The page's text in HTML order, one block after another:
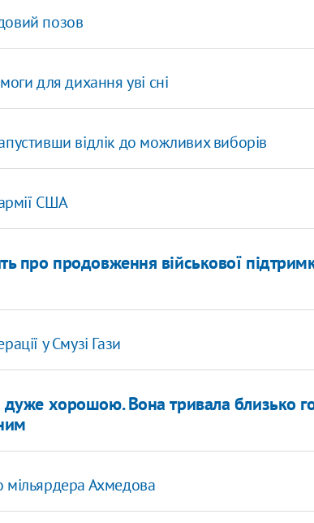
позов
для дихання уві сні
відлік до можливих виборів
США
про продовження військової
у Смузі Гази
хорошою. Вона тривала близько
мільярдера Ахмедова